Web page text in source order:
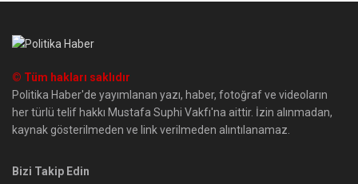
© Tüm hakları saklıdır
Politika Haber'de yayımlanan yazı, haber, fotoğraf ve videoların
her türlü telif hakkı Mustafa Suphi Vakfı'na aittir. İzin alınmadan,
kaynak gösterilmeden ve link verilmeden alıntılanamaz.
Bizi Takip Edin